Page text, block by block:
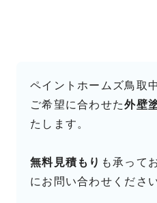
ペイントホームズ鳥取
ご希望に合わせた外壁
たします。
無料見積もり も承って
にお問い合わせください